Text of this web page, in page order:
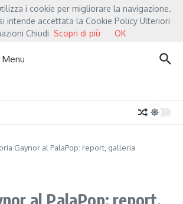
a Capannori nasce “Anime Salve”: la data zero è un
Menu
Gaynor al PalaPop: report, galleria
al PalaPop: report,
i cookie per migliorare la navigazione.
intende accettata la Cookie Policy Ulteriori
Chiudi Scopri di più OK